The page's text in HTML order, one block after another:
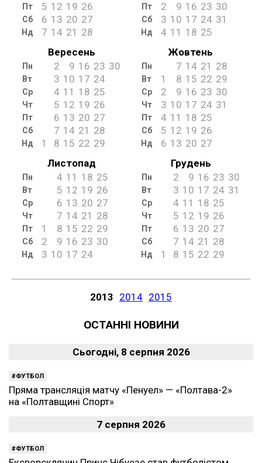
Пт 5 12 19 26
Сб 6 13 20 27
Нд 7 14 21 28
Пт 2 9 16 23 30
Сб 3 10 17 24 31
Нд 4 11 18 25
Вересень
Пн 2 9 16 23 30
Вт 3 10 17 24
Ср 4 11 18 25
Чт 5 12 19 26
Пт 6 13 20 27
Сб 7 14 21 28
Нд 1 8 15 22 29
Жовтень
Пн 7 14 21 28
Вт 1 8 15 22 29
Ср 2 9 16 23 30
Чт 3 10 17 24 31
Пт 4 11 18 25
Сб 5 12 19 26
Нд 6 13 20 27
Листопад
Пн 4 11 18 25
Вт 5 12 19 26
Ср 6 13 20 27
Чт 7 14 21 28
Пт 1 8 15 22 29
Сб 2 9 16 23 30
Нд 3 10 17 24
Грудень
Пн 2 9 16 23 30
Вт 3 10 17 24 31
Ср 4 11 18 25
Чт 5 12 19 26
Пт 6 13 20 27
Сб 7 14 21 28
Нд 1 8 15 22 29
2013 2014 2015
ОСТАННІ НОВИНИ
Сьогодні, 8 серпня 2026
ФУТБОЛ
Пряма трансляція матчу «Пенуел» — «Полтава-2»
на «Полтавщині Спорт»
7 серпня 2026
ФУТБОЛ